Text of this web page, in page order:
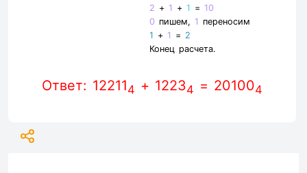
2 + 1 +1 = 10
0 пишем, 1 переносим
1 + 1 = 2
Конец расчета.
Ответ: 122114 + 12234 = 201004